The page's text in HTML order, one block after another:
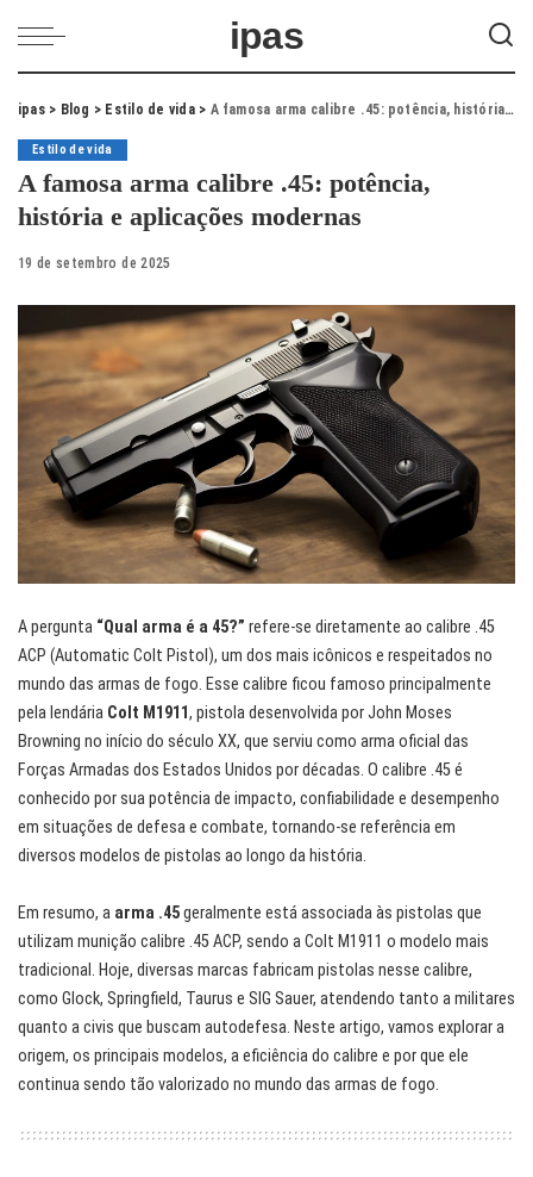
ipas
ipas> Blog > Estilo de vida> A famosa arma calibre .45: potência, história e aplicações modernas
Estilo de vida
A famosa arma calibre .45: potência,
história e aplicações modernas
19 de setembro de 2025
A pergunta “Qual arma é a 45?” refere-se diretamente ao calibre .45
ACP (Automatic Colt Pistol), um dos mais icônicos e respeitados no
mundo das armas de fogo. Esse calibre ficou famoso principalmente
pela lendária Colt M1911, pistola desenvolvida por John Moses
Browning no início do século XX, que serviu como arma oficial das
Forças Armadas dos Estados Unidos por décadas. O calibre .45 é
conhecido por sua potência de impacto, confiabilidade e desempenho
em situações de defesa e combate, tornando-se referência em
diversos modelos de pistolas ao longo da história.
Em resumo, a arma .45geralmente está associada às pistolas que
utilizam munição calibre .45 ACP, sendo a Colt M1911 o modelo mais
tradicional. Hoje, diversas marcas fabricam pistolas nesse calibre,
como Glock, Springfield, Taurus e SIG Sauer, atendendo tanto a militares
quanto a civis que buscam autodefesa. Neste artigo, vamos explorar a
origem, os principais modelos, a eficiência do calibre e por que ele
continua sendo tão valorizado no mundo das armas de fogo.